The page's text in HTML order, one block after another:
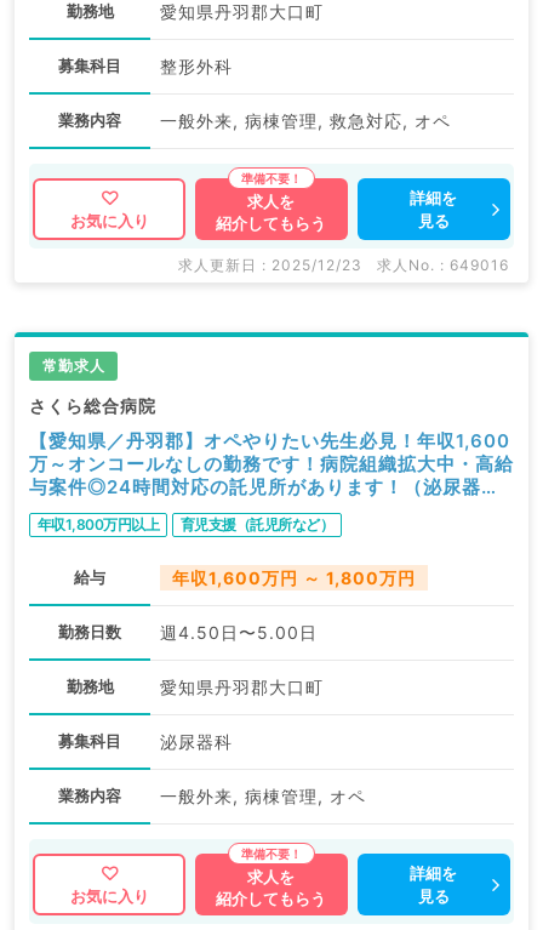
勤務地 愛知県丹羽郡大口町
募集科目 整形外科
業務内容 一般外来, 病棟管理, 救急対応, オペ
お気に入り
求人を
紹介してもらう
詳細を
見る
求人更新日 : 2025/12/23 求人No. : 649016
常勤求人
さくら総合病院
【愛知県／丹羽郡】オペやりたい先生必見！年収1,600
万～オンコールなしの勤務です！病院組織拡大中・高給
与案件◎24時間対応の託児所があります！（泌尿器科
／常勤）
年収1,800万円以上 育児支援（託児所など）
給与 年収1,600万円 ～ 1,800万円
勤務日数 週4.50日〜5.00日
勤務地 愛知県丹羽郡大口町
募集科目 泌尿器科
業務内容 一般外来, 病棟管理, オペ
お気に入り
求人を
紹介してもらう
詳細を
見る